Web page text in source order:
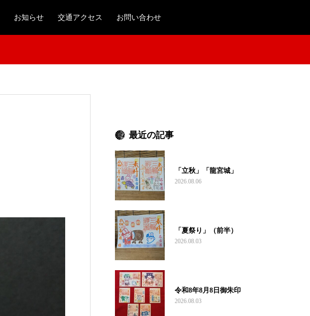
お知らせ 交通アクセス お問い合わせ
最近の記事
「立秋」「龍宮城」
2026.08.06
「夏祭り」（前半）
2026.08.03
令和8年8月8日御朱印
2026.08.03